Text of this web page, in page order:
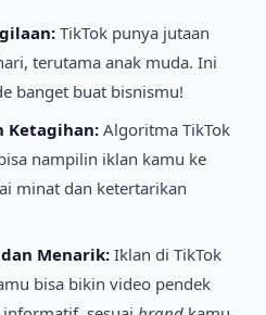
TikTok punya jutaan
terutama anak muda. Ini
banget buat bisnismu!
Ketagihan:Algoritma TikTok
nampilin iklan kamu ke
minat dan ketertarikan
Menarik: Iklan di TikTok
bisa bikin video pendek